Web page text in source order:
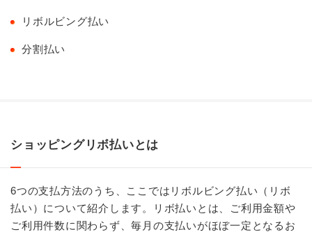
リボルビング払い
分割払い
ショッピングリボ払いとは
6つの支払方法のうち、ここではリボルビング払い（リボ
払い）について紹介します。リボ払いとは、ご利用金額や
ご利用件数に関わらず、毎月の支払いがほぼ一定となるお